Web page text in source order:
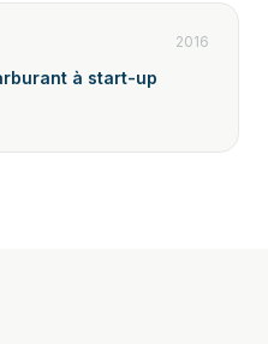
2016
à start-up